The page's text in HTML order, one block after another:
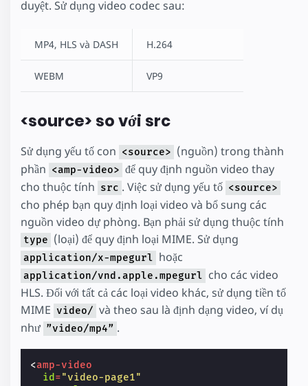
duyệt. Sử dụng video codec sau:
MP4, HLS và DASH H.264
WEBM VP9
<source> so với src
Sử dụng yếu tố con <source> (nguồn) trong thành
phần <amp-video> để quy định nguồn video thay
cho thuộc tính src . Việc sử dụng yếu tố <source>
cho phép bạn quy định loại video và bổ sung các
nguồn video dự phòng. Bạn phải sử dụng thuộc tính
type (loại) để quy định loại MIME. Sử dụng
application/x-mpegurl hoặc
application/vnd.apple.mpegurl cho các video
HLS. Đối với tất cả các loại video khác, sử dụng tiền tố
MIME video/ và theo sau là định dạng video, ví dụ
như ”video/mp4” .
<amp-video
id ="video-page1"